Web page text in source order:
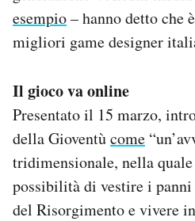
esempio– hanno detto che
migliori game designer
Il gioco va online
Presentato il 15 marzo,
della Gioventùcome
tridimensionale, nella
possibilità di vestire i
del Risorgimento e vivere